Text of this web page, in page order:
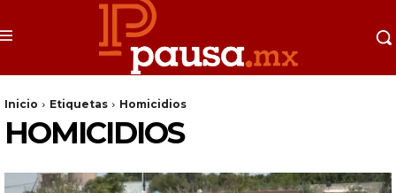
Inicio Etiquetas Homicidios
HOMICIDIOS